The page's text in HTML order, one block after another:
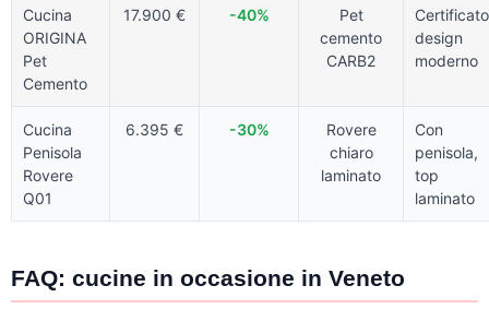
Cucina
ORIGINA
Pet
Cemento
17.900 € -40%
Pet
cemento
CARB2
design
moderno
Cucina
Penisola
Rovere
Q01
6.395 € -30%
Rovere
chiaro
laminato
Con
penisola,
top
laminato
FAQ: cucine in occasione in Veneto